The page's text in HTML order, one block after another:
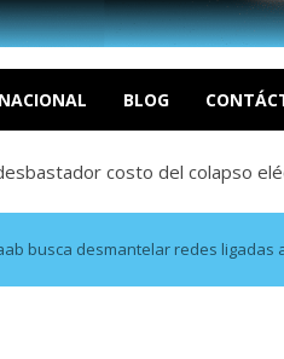
BLOG
apagones y promesas
de derechos humanos en el
un mercado impulsado por el
costo del colapso
Por Dayana Cristina
apagones y promesas
de derechos humanos en el
un mercado impulsado por el
costo del colapso
busca desmantelar redes ligadas